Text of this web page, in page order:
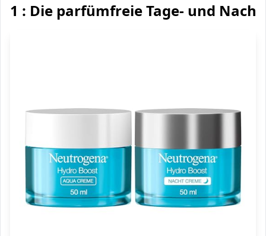
1 : Die parfümfreie Tage- und